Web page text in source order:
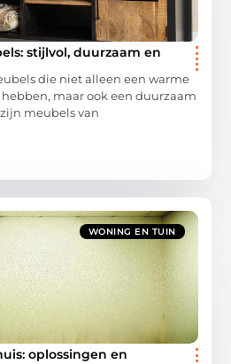
stijlvol, duurzaam en
die niet alleen een warme
maar ook een duurzaam
meubels van
WONING EN TUIN
oplossingen en